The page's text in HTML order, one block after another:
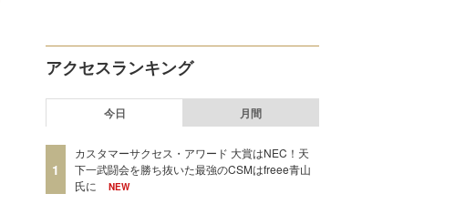
アクセスランキング
今日 月間
1
カスタマーサクセス・アワード 大賞はNEC！天
下一武闘会を勝ち抜いた最強のCSMはfreee青山
氏に
NEW